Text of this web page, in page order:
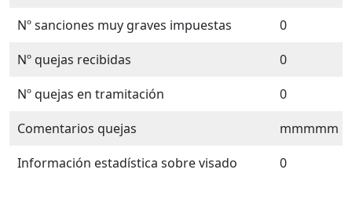
Nº sanciones muy graves impuestas
0
Nº quejas recibidas
0
Nº quejas en tramitación
0
Comentarios quejas
mmmmm
Información estadística sobre visado
0